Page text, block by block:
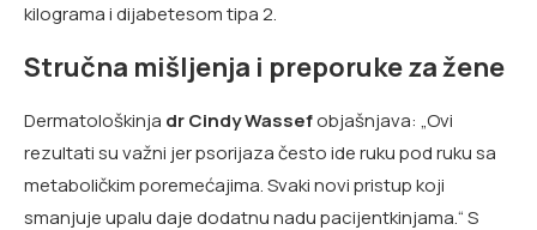
kilograma i dijabetesom tipa 2.
Stručna mišljenja i preporuke za žene
Dermatološkinja dr Cindy Wassefobjašnjava: „Ovi
rezultati su važni jer psorijaza često ide ruku pod ruku sa
metaboličkim poremećajima. Svaki novi pristup koji
smanjuje upalu daje dodatnu nadu pacijentkinjama.“ S